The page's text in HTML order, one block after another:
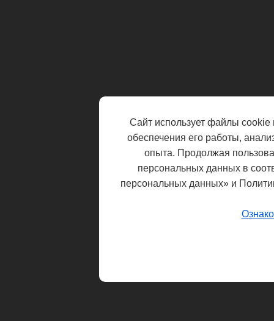
Сайт использует файлы cookie
обеспечения его работы,
опыта. Продолжая
персональных данных в
персональных данных» и